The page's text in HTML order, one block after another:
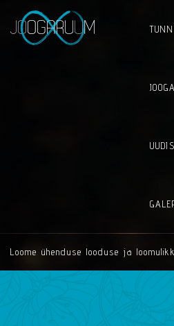
Loome ühenduse looduse ja